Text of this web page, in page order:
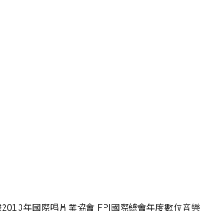
年國際唱片業協會IFPI國際總會年度數位